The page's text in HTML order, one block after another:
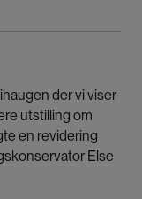
der vi viser
utstilling om
en revidering
Else